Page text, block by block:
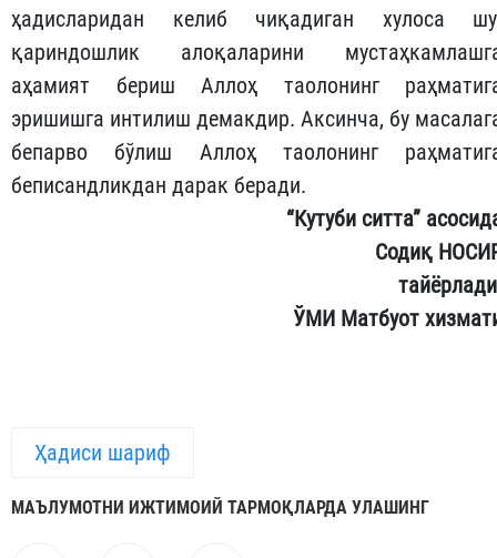
ҳадисларидан келиб чиқадиган хулоса
қариндошлик алоқаларини
аҳамият бериш Аллоҳ таолонинг
эришишга интилиш демакдир. Аксинча, бу
бепарво бўлиш Аллоҳ таолонинг
беписандликдан дарак беради.
“Кутуби ситта”
Содиқ
ЎМИ Матбуот
Ҳадиси шариф
МАЪЛУМОТНИ ИЖТИМОИЙ ТАРМОҚЛАРДА УЛАШИНГ